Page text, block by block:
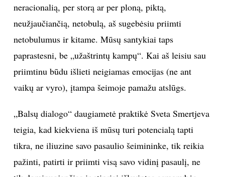
neracionalią, per storą ar per ploną, piktą,
neužjaučiančią, netobulą, aš sugebėsiu priimti
netobulumus ir kitame. Mūsų santykiai taps
paprastesni, be „užaštrintų kampų“. Kai aš leisiu sau
priimtinu būdu išlieti neigiamas emocijas (ne ant
vaikų ar vyro), įtampa šeimoje pamažu atslūgs.
„Balsų dialogo“ daugiametė praktikė Sveta Smertjeva
teigia, kad kiekviena iš mūsų turi potencialą tapti
tikra, ne iliuzine savo pasaulio šeimininke, tik reikia
pažinti, patirti ir priimti visą savo vidinį pasaulį, ne